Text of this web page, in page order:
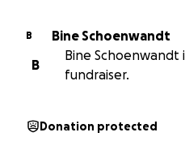
B
Bine Schoenwandt
B
Bine Schoenwandt
fundraiser.
Donation protected